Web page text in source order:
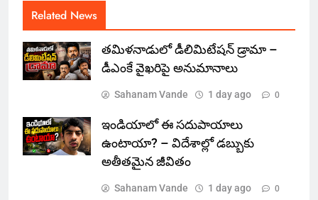
Related News
తమిళనాడులో డీలిమిటేషన్ డ్రామా –
డీఎంకే వైఖరిపై అనుమానాలు
Sahanam Vande 1 day ago 0
ఇండియాలో‌ ఈ సదుపాయాలు
ఉంటాయా? – విదేశాల్లో డబ్బుకు
అతీతమైన జీవితం
Sahanam Vande 1 day ago 0